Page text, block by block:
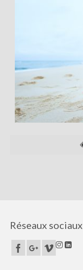
Réseaux sociaux